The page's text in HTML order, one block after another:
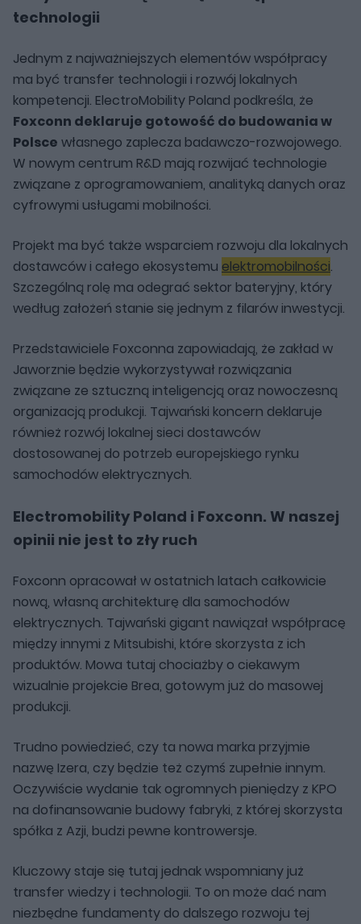
technologii
Jednym z najważniejszych elementów współpracy
ma być transfer technologii i rozwój lokalnych
kompetencji. ElectroMobility Poland podkreśla, że
Foxconn deklaruje gotowość do budowania w
Polsce własnego zaplecza badawczo-rozwojowego.
W nowym centrum R&D mają rozwijać technologie
związane z oprogramowaniem, analityką danych oraz
cyfrowymi usługami mobilności.
Projekt ma być także wsparciem rozwoju dla lokalnych
dostawców i całego ekosystemu elektromobilności.
Szczególną rolę ma odegrać sektor bateryjny, który
według założeń stanie się jednym z filarów inwestycji.
Przedstawiciele Foxconna zapowiadają, że zakład w
Jaworznie będzie wykorzystywał rozwiązania
związane ze sztuczną inteligencją oraz nowoczesną
organizacją produkcji. Tajwański koncern deklaruje
również rozwój lokalnej sieci dostawców
dostosowanej do potrzeb europejskiego rynku
samochodów elektrycznych.
Electromobility Poland i Foxconn. W naszej
opinii nie jest to zły ruch
Foxconn opracował w ostatnich latach całkowicie
nową, własną architekturę dla samochodów
elektrycznych. Tajwański gigant nawiązał współpracę
między innymi z Mitsubishi, które skorzysta z ich
produktów. Mowa tutaj chociażby o ciekawym
wizualnie projekcie Brea, gotowym już do masowej
produkcji.
Trudno powiedzieć, czy ta nowa marka przyjmie
nazwę Izera, czy będzie też czymś zupełnie innym.
Oczywiście wydanie tak ogromnych pieniędzy z KPO
na dofinansowanie budowy fabryki, z której skorzysta
spółka z Azji, budzi pewne kontrowersje.
Kluczowy staje się tutaj jednak wspomniany już
transfer wiedzy i technologii. To on może dać nam
niezbędne fundamenty do dalszego rozwoju tej